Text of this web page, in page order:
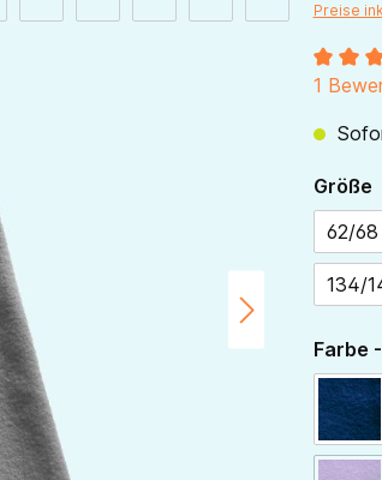
Preise
1
Größe
62/68
134/
Farbe
navy